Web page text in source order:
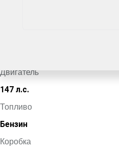
Двигатель
147 л.с.
Топливо
Бензин
Коробка